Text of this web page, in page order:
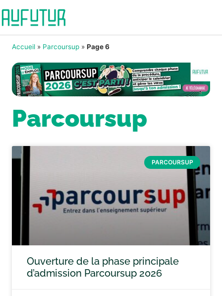
Accueil » Parcoursup » Page 6
Parcoursup
PARCOURSUP
Ouverture de la phase principale
d’admission Parcoursup 2026